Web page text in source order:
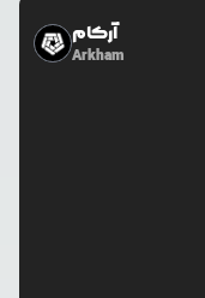
آرکام
Arkham